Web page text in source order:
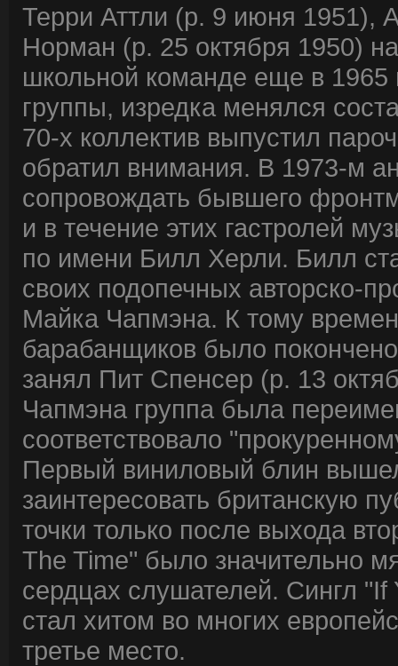
Терри Аттли (р. 9 июня 1951),
Норман (р. 25 октября 1950)
школьной команде еще в
группы, изредка менялся
70-х коллектив выпустил
обратил внимания. В 1973-м
сопровождать бывшего
и в течение этих гастролей
по имени Билл Херли. Билл
своих подопечных авторско-
Майка Чапмэна. К тому
барабанщиков было
занял Пит Спенсер (р. 13
Чапмэна группа была
соответствовало
Первый виниловый блин
заинтересовать британскую
точки только после выхода
The Time" было значительно
сердцах слушателей. Сингл
стал хитом во многих
третье место.